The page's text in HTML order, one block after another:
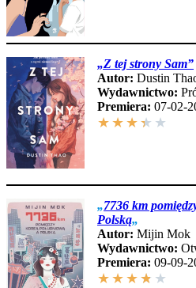
„Z tej strony Sam”
Autor: Dustin
Wydawnictwo:
Premiera: 07-02-
★ ★ ★ ★ ★
„7736 km
Polską„
Autor: Mijin Mok
Wydawnictwo:
Premiera: 09-09-
★ ★ ★ ★ ★